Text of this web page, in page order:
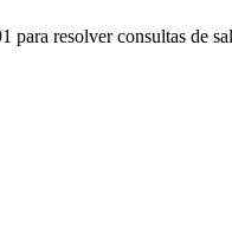
para resolver consultas de